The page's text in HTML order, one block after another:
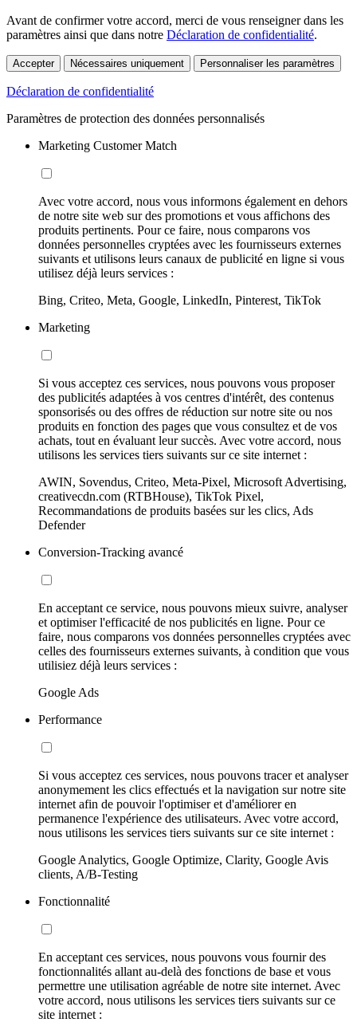
Avant de confirmer votre accord, merci de vous renseigner dans les
paramètres ainsi que dans notre Déclaration de confidentialité.
Accepter Nécessaires uniquement Personnaliser les paramètres
Déclaration de confidentialité
Paramètres de protection des données personnalisés
Marketing Customer Match
Avec votre accord, nous vous informons également en dehors
de notre site web sur des promotions et vous affichons des
produits pertinents. Pour ce faire, nous comparons vos
données personnelles cryptées avec les fournisseurs externes
suivants et utilisons leurs canaux de publicité en ligne si vous
utilisez déjà leurs services :
Bing, Criteo, Meta, Google, LinkedIn, Pinterest, TikTok
Marketing
Si vous acceptez ces services, nous pouvons vous proposer
des publicités adaptées à vos centres d'intérêt, des contenus
sponsorisés ou des offres de réduction sur notre site ou nos
produits en fonction des pages que vous consultez et de vos
achats, tout en évaluant leur succès. Avec votre accord, nous
utilisons les services tiers suivants sur ce site internet :
AWIN, Sovendus, Criteo, Meta-Pixel, Microsoft Advertising,
creativecdn.com (RTBHouse), TikTok Pixel,
Recommandations de produits basées sur les clics, Ads
Defender
Conversion-Tracking avancé
En acceptant ce service, nous pouvons mieux suivre, analyser
et optimiser l'efficacité de nos publicités en ligne. Pour ce
faire, nous comparons vos données personnelles cryptées avec
celles des fournisseurs externes suivants, à condition que vous
utilisiez déjà leurs services :
Google Ads
Performance
Si vous acceptez ces services, nous pouvons tracer et analyser
anonymement les clics effectués et la navigation sur notre site
internet afin de pouvoir l'optimiser et d'améliorer en
permanence l'expérience des utilisateurs. Avec votre accord,
nous utilisons les services tiers suivants sur ce site internet :
Google Analytics, Google Optimize, Clarity, Google Avis
clients, A/B-Testing
Fonctionnalité
En acceptant ces services, nous pouvons vous fournir des
fonctionnalités allant au-delà des fonctions de base et vous
permettre une utilisation agréable de notre site internet. Avec
votre accord, nous utilisons les services tiers suivants sur ce
site internet :